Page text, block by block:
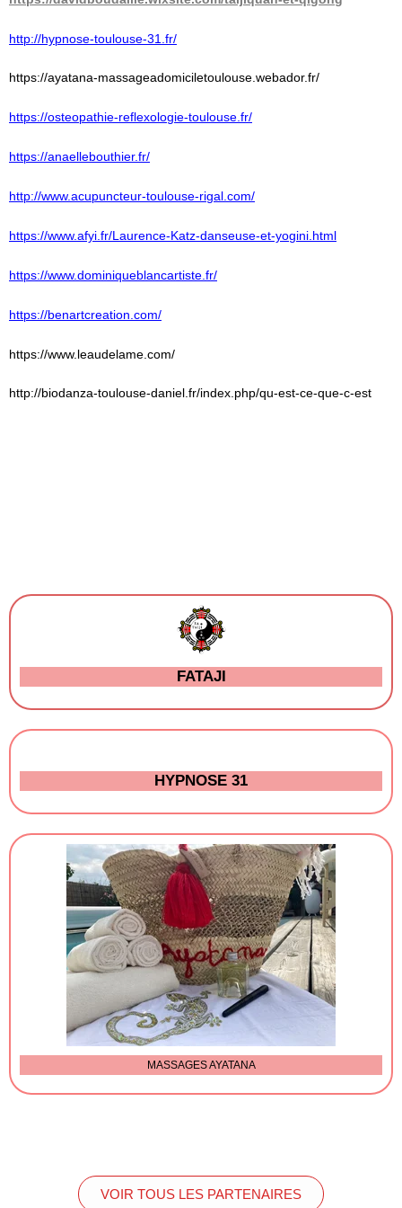
http://hypnose-toulouse-31.fr/
https://ayatana-massageadomiciletoulouse.webador.fr/
https://osteopathie-reflexologie-toulouse.fr/
https://anaellebouthier.fr/
http://www.acupuncteur-toulouse-rigal.com/
https://www.afyi.fr/Laurence- Katz-danseuse-et-yogini.html
https://www. dominiqueblancartiste.fr/
https://benartcreation.com/
https://www.leaudelame.com/
http://biodanza-toulouse-daniel.fr/index.php/qu-est-ce-que-c-est
FATAJI
HYPNOSE 31
MASSAGES AYATANA
VOIR TOUS LES PARTENAIRES